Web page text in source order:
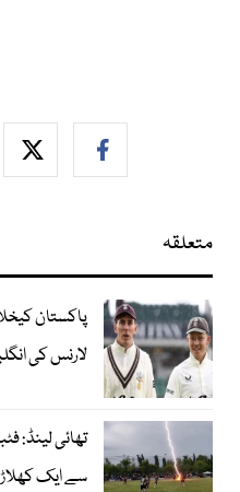
متعلقہ
پاکستان
لارنس کی
تھائی لینڈ:
سے ایک کھلاڑی